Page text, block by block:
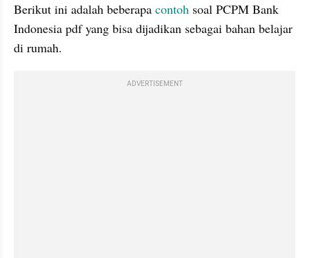
Berikut ini adalah beberapa contoh soal PCPM Bank
Indonesia pdf yang bisa dijadikan sebagai bahan belajar
di rumah.
ADVERTISEMENT